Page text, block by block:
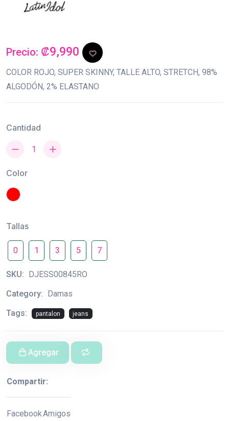
Precio: ₡9,990
COLOR ROJO, SUPER SKINNY, TALLE ALTO, STRETCH, 98%
ALGODÓN, 2% ELASTANO
Cantidad
Color
Tallas
0 1 3 5 7
SKU: DJESS00845RO
Category: Damas
Tags:
pantalon jeans
Agregar
Compartir:
FacebookAmigos